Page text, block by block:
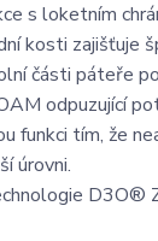
s loketním
kosti zajišťuje
části páteře
odpuzující
funkci tím, že
úrovni.
D3O®